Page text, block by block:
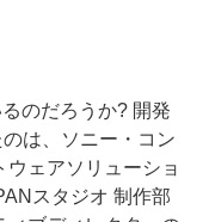
のだろうか? 開発
は、ソニー・コン
ウェアソリューショ
スタジオ 制作部